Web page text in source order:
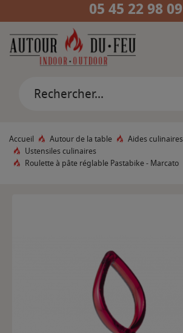
05 45 22 98 09
Accueil Autour de la table
Aides culinaires
Ustensiles culinaires
Roulette à pâte réglable Pastabike - Marcato